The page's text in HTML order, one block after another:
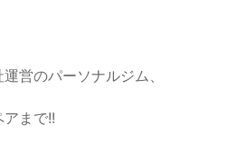
営のパーソナルジム、
まで!!